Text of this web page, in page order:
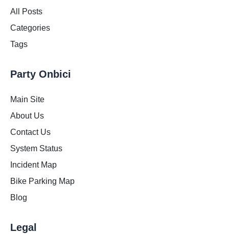
All Posts
Categories
Tags
Party Onbici
Main Site
About Us
Contact Us
System Status
Incident Map
Bike Parking Map
Blog
Legal